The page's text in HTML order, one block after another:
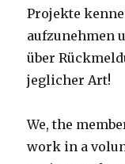
Projekte
aufzunehmen
über
jeglicher Art!
We, the
work in a